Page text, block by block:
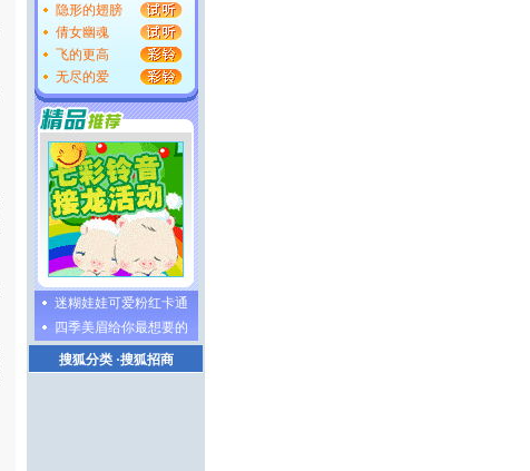
隐形的翅膀
倩女幽魂
飞的更高
无尽的爱
迷糊娃娃可爱粉红卡通
四季美眉给你最想要的
搜狐分类·搜狐招商